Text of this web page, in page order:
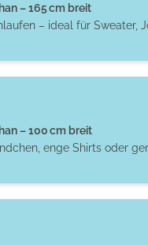
– 165 cm breit
– ideal für Sweater,
– 100 cm breit
enge Shirts oder